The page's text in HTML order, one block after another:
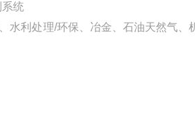
统
水利处理/环保、冶金、石油天然气、